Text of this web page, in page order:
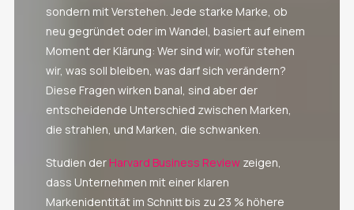
sondern mit Verstehen. Jede starke Marke, ob
neu gegründet oder im Wandel, basiert auf einem
Moment der Klärung: Wer sind wir, wofür stehen
wir, was soll bleiben, was darf sich verändern?
Diese Fragen wirken banal, sind aber der
entscheidende Unterschied zwischen Marken,
die strahlen, und Marken, die schwanken.
Studien der Harvard Business Reviewzeigen,
dass Unternehmen mit einer klaren
Markenidentität im Schnitt bis zu 23 % höhere